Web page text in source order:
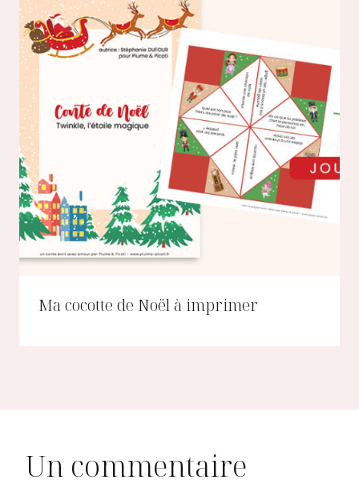
Ma cocotte de Noël à imprimer
Un commentaire